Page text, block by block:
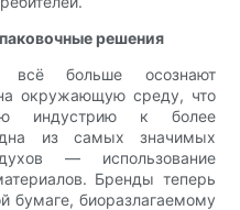
решения
всё больше осознают
окружающую среду, что
индустрию к более
из самых значимых
— использование
Бренды теперь
бумаге, биоразлагаемому